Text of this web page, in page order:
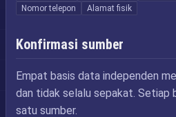
Nomor telepon
Alamat fisik
Konfirmasi sumber
Empat basis data independen
dan tidak selalu sepakat. Setiap
satu sumber.